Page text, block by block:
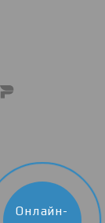
Онлайн-